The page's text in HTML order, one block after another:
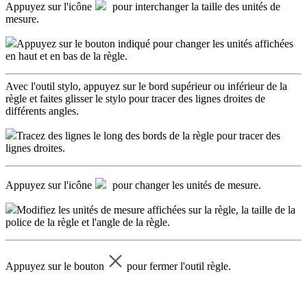
Appuyez sur l'icône
pour interchanger la taille des unités de
mesure.
Appuyez sur le bouton indiqué pour changer les unités affichées
en haut et en bas de la règle.
Avec l'outil stylo, appuyez sur le bord supérieur ou inférieur de la
règle et faites glisser le stylo pour tracer des lignes droites de
différents angles.
Tracez des lignes le long des bords de la règle pour tracer des
lignes droites.
Appuyez sur l'icône pour changer les unités de mesure.
Modifiez les unités de mesure affichées sur la règle, la taille de la
police de la règle et l'angle de la règle.
Appuyez sur le bouton pour fermer l'outil règle.